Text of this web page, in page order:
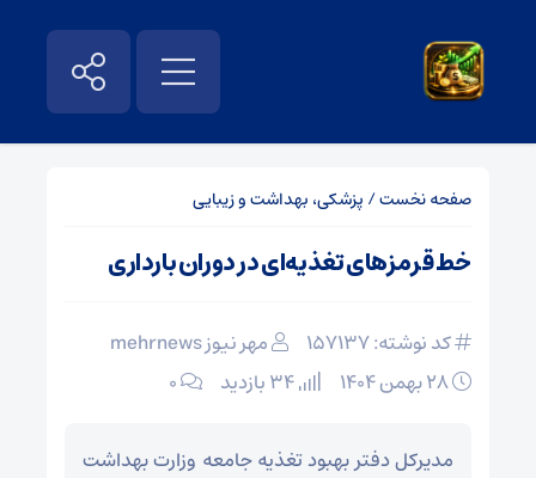
صفحه نخست/ پزشکی، بهداشت و زیبایی
خط قرمزهای تغذیه‌ای در دوران بارداری
کد نوشته: 157137
مهر نیوز mehrnews
۰
مدیرکل دفتر بهبود تغذیه جامعه وزارت بهداشت